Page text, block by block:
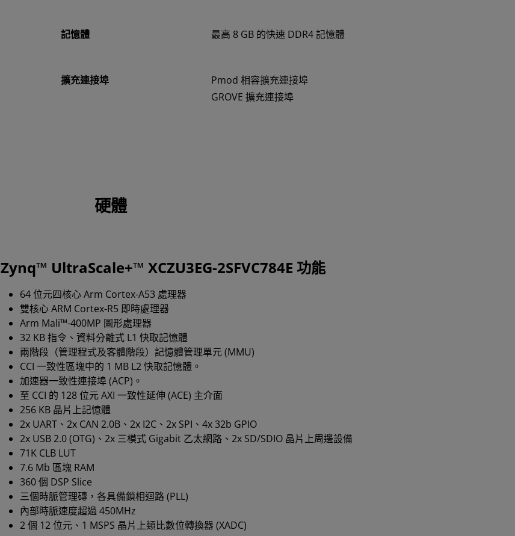
記憶體 最高 8 GB 的快速 DDR4 記憶體
擴充連接埠
Pmod 相容擴充連接埠
GROVE 擴充連接埠
硬體
Zynq™ UltraScale+™ XCZU3EG-2SFVC784E 功能
64 位元四核心 Arm Cortex-A53 處理器
雙核心 ARM Cortex-R5 即時處理器
Arm Mali™-400MP 圖形處理器
32 KB 指令、資料分離式 L1 快取記憶體
兩階段（管理程式及客體階段）記憶體管理單元 (MMU)
CCI 一致性區塊中的 1 MB L2 快取記憶體。
加速器一致性連接埠 (ACP)。
至 CCI 的 128 位元 AXI 一致性延伸 (ACE) 主介面
256 KB 晶片上記憶體
2x UART、2x CAN 2.0B、2x I2C、2x SPI、4x 32b GPIO
2x USB 2.0 (OTG)、2x 三模式 Gigabit 乙太網路、2x SD/SDIO 晶片上周邊設備
71K CLB LUT
7.6 Mb 區塊 RAM
360 個 DSP Slice
三個時脈管理磚，各具備鎖相迴路 (PLL)
內部時脈速度超過 450MHz
2 個 12 位元、1 MSPS 晶片上類比數位轉換器 (XADC)